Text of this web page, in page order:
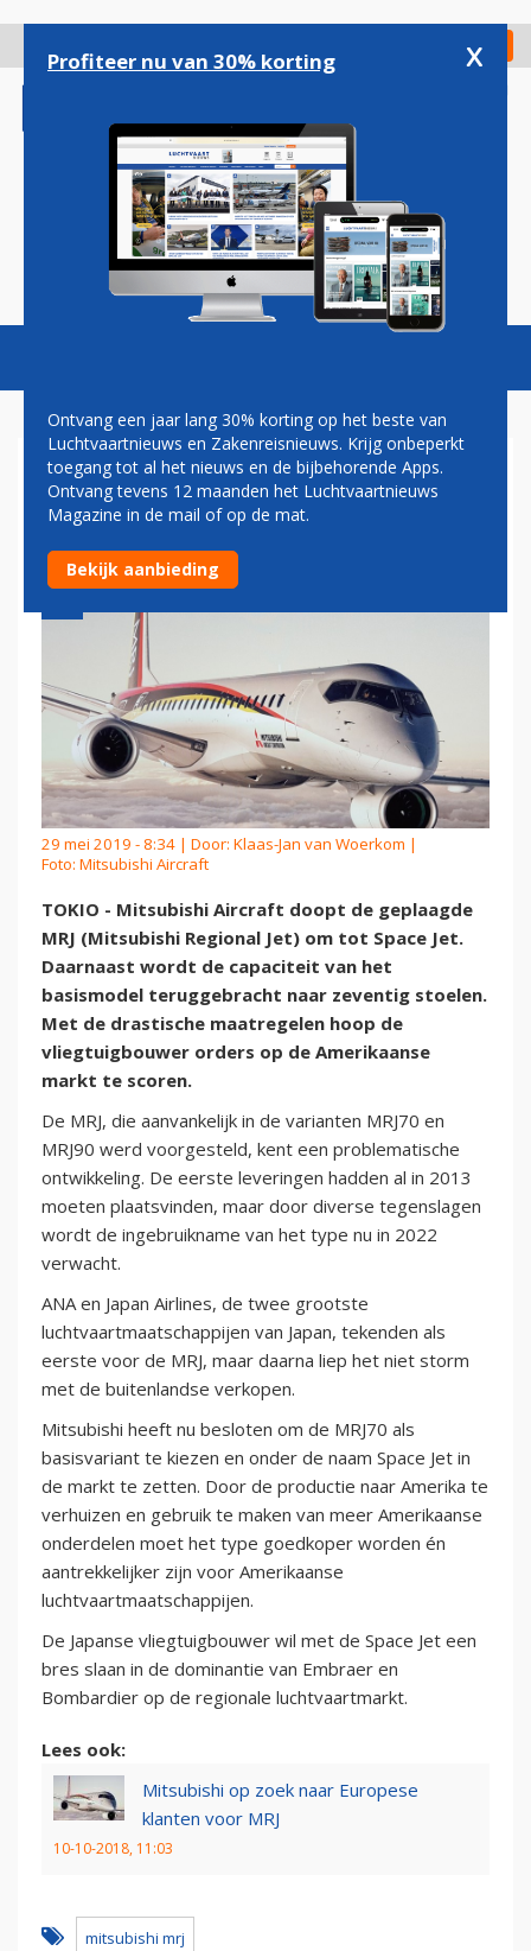
gaan
Check in
Magazine Podcasts Vacatures
MITSUBISHI DOOPT MRJ OM
TOT SPACE JET
29 mei 2019 - 8:34 | Door: Klaas-Jan van Woerkom |
Foto: Mitsubishi Aircraft
TOKIO - Mitsubishi Aircraft doopt de geplaagde
MRJ (Mitsubishi Regional Jet) om tot Space Jet.
Daarnaast wordt de capaciteit van het
basismodel teruggebracht naar zeventig stoelen.
Met de drastische maatregelen hoop de
vliegtuigbouwer orders op de Amerikaanse
markt te scoren.
De MRJ, die aanvankelijk in de varianten MRJ70 en
MRJ90 werd voorgesteld, kent een problematische
ontwikkeling. De eerste leveringen hadden al in 2013
moeten plaatsvinden, maar door diverse tegenslagen
wordt de ingebruikname van het type nu in 2022
verwacht.
ANA en Japan Airlines, de twee grootste
luchtvaartmaatschappijen van Japan, tekenden als
eerste voor de MRJ, maar daarna liep het niet storm
met de buitenlandse verkopen.
Mitsubishi heeft nu besloten om de MRJ70 als
basisvariant te kiezen en onder de naam Space Jet in
de markt te zetten. Door de productie naar Amerika te
verhuizen en gebruik te maken van meer Amerikaanse
onderdelen moet het type goedkoper worden én
aantrekkelijker zijn voor Amerikaanse
luchtvaartmaatschappijen.
De Japanse vliegtuigbouwer wil met de Space Jet een
bres slaan in de dominantie van Embraer en
Bombardier op de regionale luchtvaartmarkt.
Lees ook:
Mitsubishi op zoek naar Europese
klanten voor MRJ
10-10-2018, 11:03
mitsubishi mrj
Profiteer nu van 30% korting x
Ontvang een jaar lang 30% korting op het beste van
Luchtvaartnieuws en Zakenreisnieuws. Krijg onbeperkt
toegang tot al het nieuws en de bijbehorende Apps.
Ontvang tevens 12 maanden het Luchtvaartnieuws
Magazine in de mail of op de mat.
Bekijk aanbieding